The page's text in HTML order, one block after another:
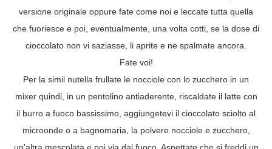
versione originale oppure fate come noi e leccate tutta quella
che fuoriesce e poi, eventualmente, una volta cotti, se la dose di
cioccolato non vi saziasse, li aprite e ne spalmate ancora.
Fate voi!
Per la simil nutella frullate le nocciole con lo zucchero in un
mixer quindi, in un pentolino antiaderente, riscaldate il latte con
il burro a fuoco bassissimo, aggiungetevi il cioccolato sciolto al
microonde o a bagnomaria, la polvere nocciole e zucchero,